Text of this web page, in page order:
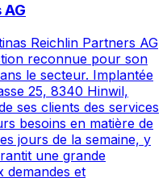
Reichlin Partners AG
reconnue pour son
le secteur. Implantée
25, 8340 Hinwil,
ses clients des services
besoins en matière de
jours de la semaine, y
une grande
demandes et